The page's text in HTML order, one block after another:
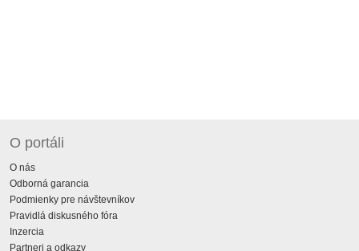
O portáli
O nás
Odborná garancia
Podmienky pre návštevníkov
Pravidlá diskusného fóra
Inzercia
Partneri a odkazy